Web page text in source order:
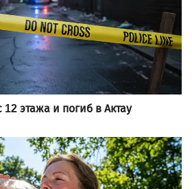
этажа и погиб в Актау